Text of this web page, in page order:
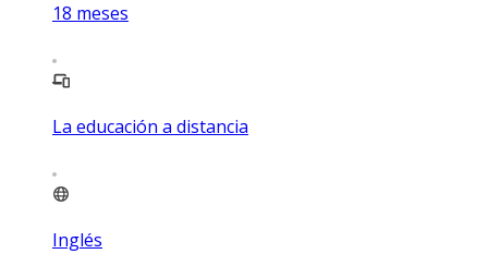
18 meses
La educación a distancia
Inglés